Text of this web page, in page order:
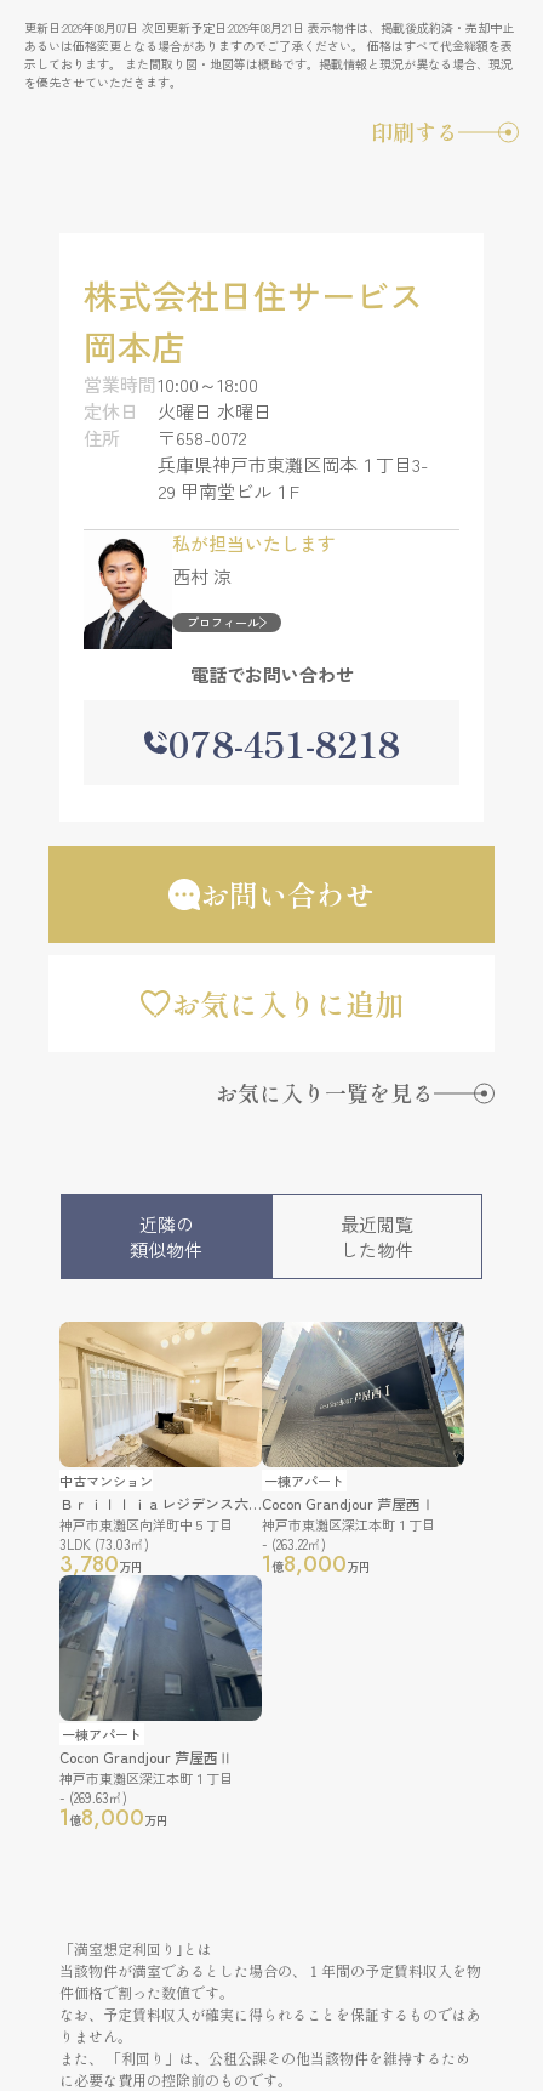
更新日:2026年08月07日 次回更新予定日:2026年08月21日 表示物件は、掲載後成約済・売却中止
あるいは価格変更となる場合がありますのでご了承ください。 価格はすべて代金総額を表
示しております。 また間取り図・地図等は概略です。掲載情報と現況が異なる場合、現況
を優先させていただきます。
印刷する
株式会社日住サービス
岡本店
営業時間10:00～18:00
定休日
火曜日 水曜日
住所
〒658-0072
兵庫県神戸市東灘区岡本１丁目3-
29 甲南堂ビル１F
私が担当いたします
西村 涼
プロフィール
電話でお問い合わせ
078-451-8218
お問い合わせ
お気に入りに追加
お気に入り一覧を見る
近隣の
類似物件
最近閲覧
した物件
中古マンション
Ｂｒｉｌｌｉａレジデンス六甲アイランド
神戸市東灘区向洋町中５丁目
3LDK (73.03㎡)
3,780万円
一棟アパート
Cocon Grandjour 芦屋西Ⅰ
神戸市東灘区深江本町１丁目
- (263.22㎡)
1億8,000万円
一棟アパート
Cocon Grandjour 芦屋西Ⅱ
神戸市東灘区深江本町１丁目
- (269.63㎡)
1億8,000万円
「満室想定利回り｣とは
当該物件が満室であるとした場合の、１年間の予定賃料収入を物
件価格で割った数値です。
なお、予定賃料収入が確実に得られることを保証するものではあ
りません。
また、 「利回り」は、公租公課その他当該物件を維持するため
に必要な費用の控除前のものです。